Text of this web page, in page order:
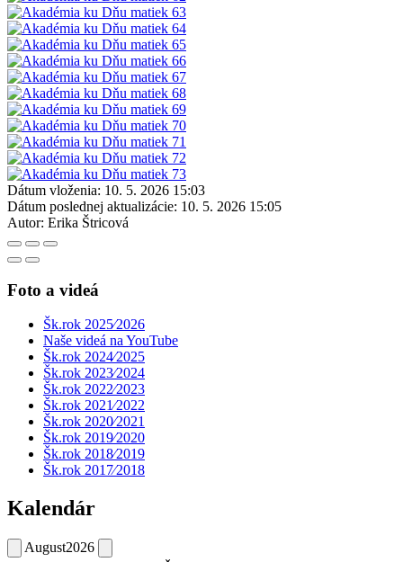
Dátum vloženia: 10. 5. 2026 15:03
Dátum poslednej aktualizácie: 10. 5. 2026 15:05
Autor: Erika Štricová
Foto a videá
Šk.rok 2025⁄2026
Naše videá na YouTube
Šk.rok 2024⁄2025
Šk.rok 2023⁄2024
Šk.rok 2022⁄2023
Šk.rok 2021⁄2022
Šk.rok 2020⁄2021
Šk.rok 2019⁄2020
Šk.rok 2018⁄2019
Šk.rok 2017⁄2018
Kalendár
August2026